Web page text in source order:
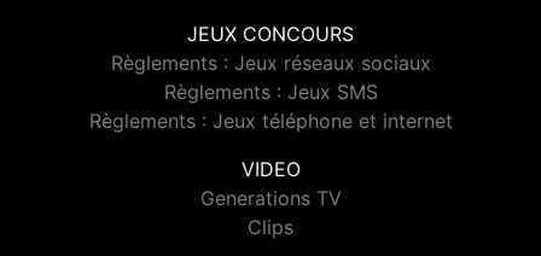
JEUX CONCOURS
Règlements : Jeux réseaux sociaux
Règlements : Jeux SMS
Règlements : Jeux téléphone et internet
VIDEO
Generations TV
Clips